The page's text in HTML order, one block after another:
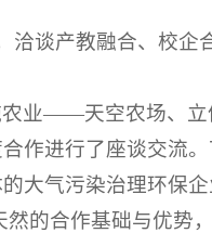
谈产教融合、校企
业——天空农场、
作进行了座谈交流
大气污染治理环保
的合作基础与优势